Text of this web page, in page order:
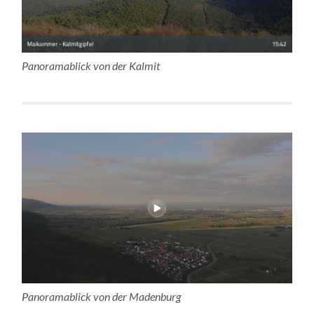
Panoramablick von der Kalmit
Panoramablick von der Madenburg